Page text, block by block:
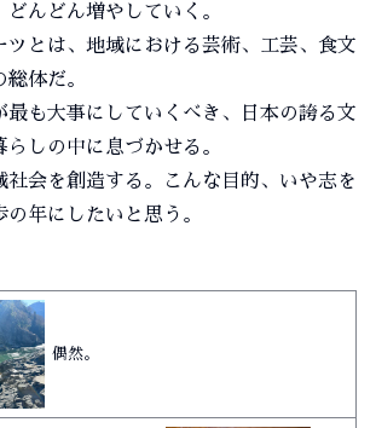
どんどん増やしていく。
ツとは、地域における芸術、工芸、食文
体だ。
最も大事にしていくべき、日本の誇る文
しの中に息づかせる。
社会を創造する。こんな目的、いや志を
年にしたいと思う。
偶然。